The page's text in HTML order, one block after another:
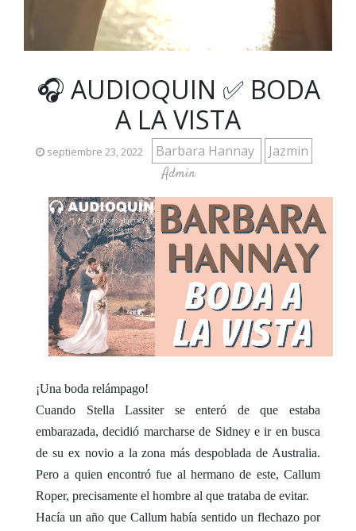
🎧 AUDIOQUIN ✅ BODA
A LA VISTA
septiembre 23, 2022 Barbara Hannay Jazmin
Admin
¡Una boda relámpago!
Cuando Stella Lassiter se enteró de que estaba
embarazada, decidió marcharse de Sidney e ir en busca
de su ex novio a la zona más despoblada de Australia.
Pero a quien encontró fue al hermano de este, Callum
Roper, precisamente el hombre al que trataba de evitar.
Hacía un año que Callum había sentido un flechazo por